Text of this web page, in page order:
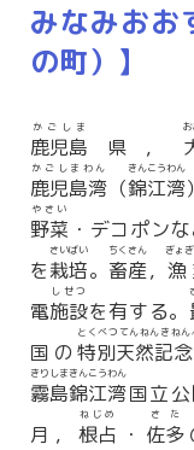
みなみおお
の町）】
鹿児島
かごしま
県，
鹿児島湾
かごしまわん
（錦江湾
きんこうわん
野菜
やさい
・デコポン
を栽培
さいばい
。 畜産
ちくさん
， 漁
ぎょ
電施設
しせつ
を有する。
国の特別天然記
とくべつてんねんきねん
霧島錦江湾
きりしまきんこうわん
国立
月， 根占
ねじめ
・ 佐多
さた